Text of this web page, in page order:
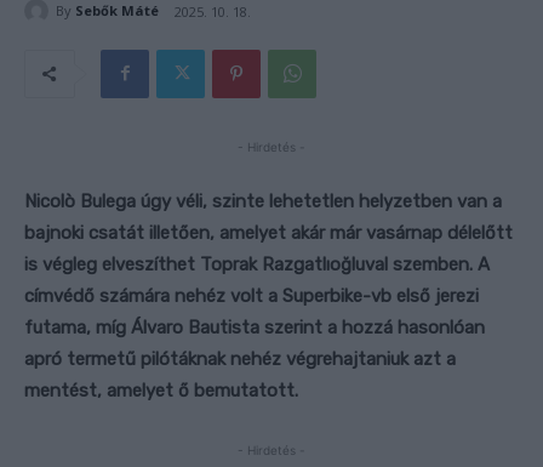
By Sebők Máté 2025. 10. 18.
- Hirdetés -
Nicolò Bulega úgy véli, szinte lehetetlen helyzetben van a
bajnoki csatát illetően, amelyet akár már vasárnap délelőtt
is végleg elveszíthet Toprak Razgatlıoğluval szemben. A
címvédő számára nehéz volt a Superbike-vb első jerezi
futama, míg Álvaro Bautista szerint a hozzá hasonlóan
apró termetű pilótáknak nehéz végrehajtaniuk azt a
mentést, amelyet ő bemutatott.
- Hirdetés -